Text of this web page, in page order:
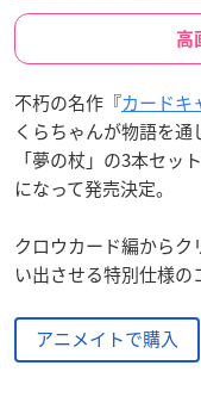
高
不朽の名作『カードキ
くらちゃんが物語を通
「夢の杖」の3本セッ
になって発売決定。
クロウカード編から
い出させる特別仕様の
アニメイトで購入